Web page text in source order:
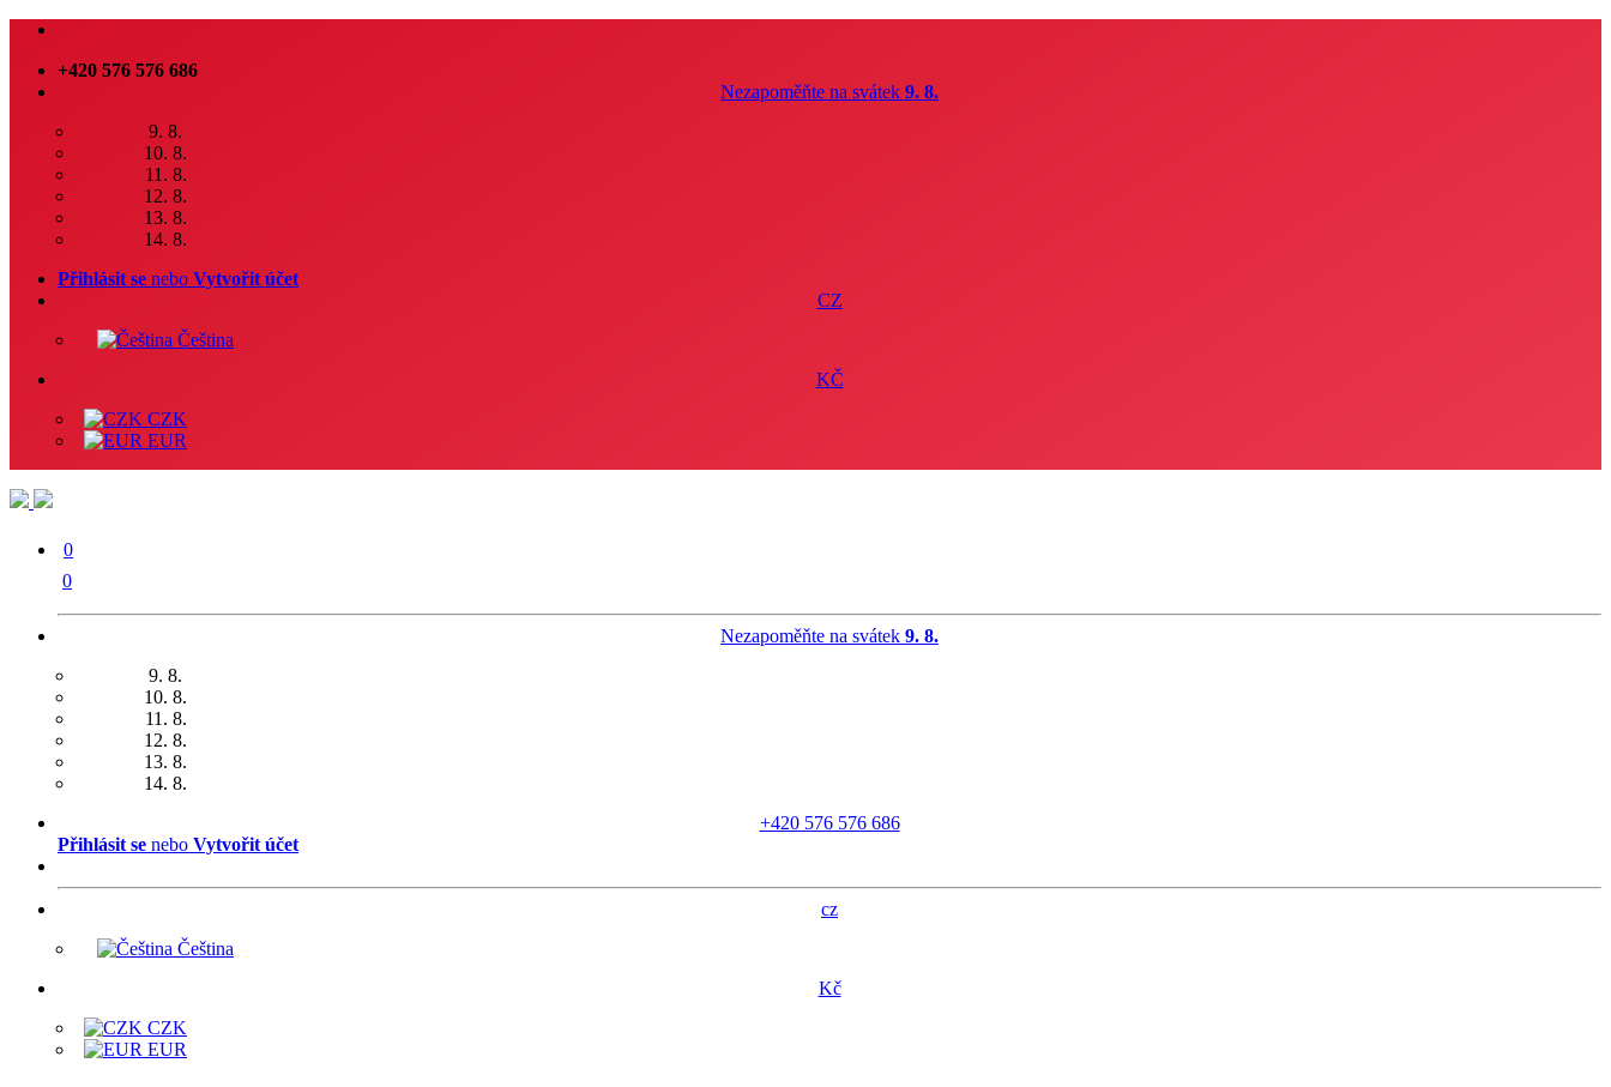
+420 576 576 686
Nezapoměňte na svátek 9. 8.
9. 8.
10. 8.
11. 8.
12. 8.
13. 8.
14. 8.
Přihlásit se nebo Vytvořit účet
CZ
Čeština
KČ
CZK
EUR
0
0
Nezapoměňte na svátek 9. 8.
9. 8.
10. 8.
11. 8.
12. 8.
13. 8.
14. 8.
+420 576 576 686
Přihlásit se nebo Vytvořit účet
cz
Čeština
Kč
CZK
EUR